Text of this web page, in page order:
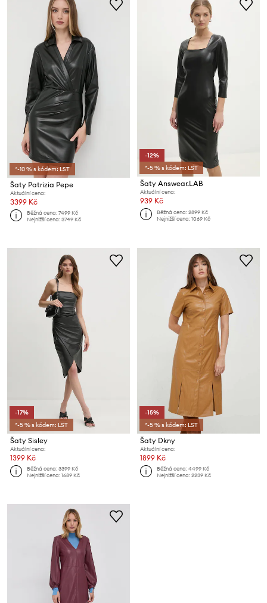
*-10 % s kódem: LST
Šaty Patrizia Pepe
Aktuální cena:
3399 Kč
Běžná cena:7499 Kč
Nejnižší cena:3749 Kč
-12%
*-5 % s kódem: LST
Šaty Answear.LAB
Aktuální cena:
939 Kč
Běžná cena:2899 Kč
Nejnižší cena:1069 Kč
-17%
*-5 % s kódem: LST
Šaty Sisley
Aktuální cena:
1399 Kč
Běžná cena:3399 Kč
Nejnižší cena:1689 Kč
-15%
*-5 % s kódem: LST
Šaty Dkny
Aktuální cena:
1899 Kč
Běžná cena:4499 Kč
Nejnižší cena:2239 Kč